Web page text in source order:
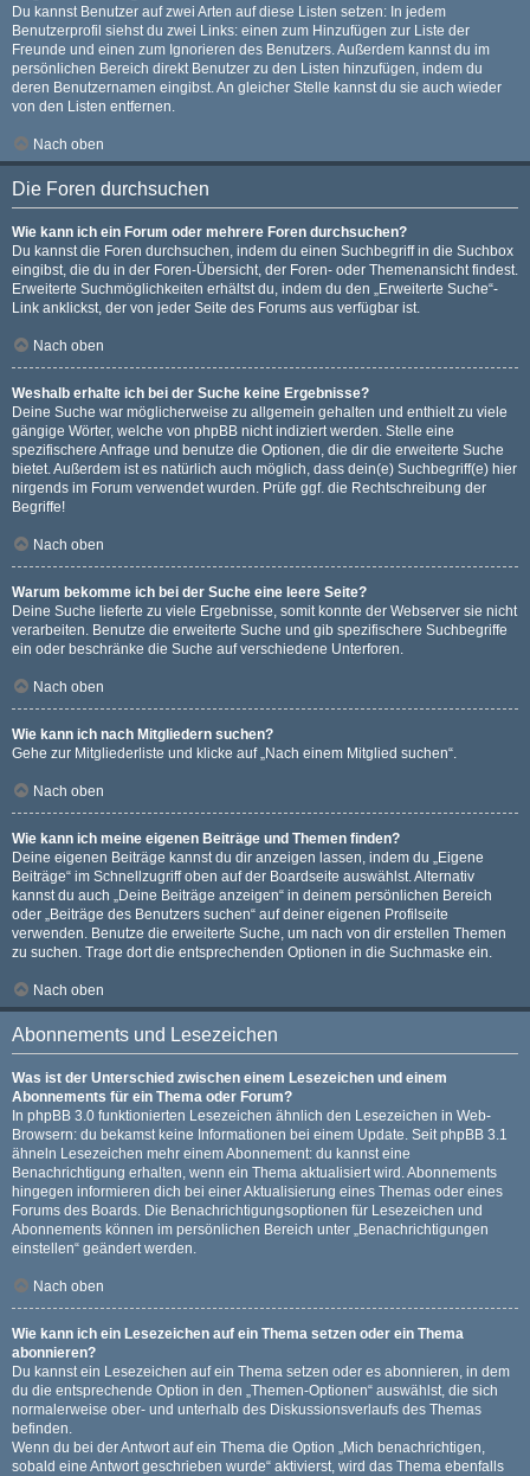
Du kannst Benutzer auf zwei Arten auf diese Listen setzen: In jedem
Benutzerprofil siehst du zwei Links: einen zum Hinzufügen zur Liste der
Freunde und einen zum Ignorieren des Benutzers. Außerdem kannst du im
persönlichen Bereich direkt Benutzer zu den Listen hinzufügen, indem du
deren Benutzernamen eingibst. An gleicher Stelle kannst du sie auch wieder
von den Listen entfernen.
Nach oben
Die Foren durchsuchen
Wie kann ich ein Forum oder mehrere Foren durchsuchen?
Du kannst die Foren durchsuchen, indem du einen Suchbegriff in die Suchbox
eingibst, die du in der Foren-Übersicht, der Foren- oder Themenansicht findest.
Erweiterte Suchmöglichkeiten erhältst du, indem du den „Erweiterte Suche“-
Link anklickst, der von jeder Seite des Forums aus verfügbar ist.
Nach oben
Weshalb erhalte ich bei der Suche keine Ergebnisse?
Deine Suche war möglicherweise zu allgemein gehalten und enthielt zu viele
gängige Wörter, welche von phpBB nicht indiziert werden. Stelle eine
spezifischere Anfrage und benutze die Optionen, die dir die erweiterte Suche
bietet. Außerdem ist es natürlich auch möglich, dass dein(e) Suchbegriff(e) hier
nirgends im Forum verwendet wurden. Prüfe ggf. die Rechtschreibung der
Begriffe!
Nach oben
Warum bekomme ich bei der Suche eine leere Seite?
Deine Suche lieferte zu viele Ergebnisse, somit konnte der Webserver sie nicht
verarbeiten. Benutze die erweiterte Suche und gib spezifischere Suchbegriffe
ein oder beschränke die Suche auf verschiedene Unterforen.
Nach oben
Wie kann ich nach Mitgliedern suchen?
Gehe zur Mitgliederliste und klicke auf „Nach einem Mitglied suchen“.
Nach oben
Wie kann ich meine eigenen Beiträge und Themen finden?
Deine eigenen Beiträge kannst du dir anzeigen lassen, indem du „Eigene
Beiträge“ im Schnellzugriff oben auf der Boardseite auswählst. Alternativ
kannst du auch „Deine Beiträge anzeigen“ in deinem persönlichen Bereich
oder „Beiträge des Benutzers suchen“ auf deiner eigenen Profilseite
verwenden. Benutze die erweiterte Suche, um nach von dir erstellen Themen
zu suchen. Trage dort die entsprechenden Optionen in die Suchmaske ein.
Nach oben
Abonnements und Lesezeichen
Was ist der Unterschied zwischen einem Lesezeichen und einem
Abonnements für ein Thema oder Forum?
In phpBB 3.0 funktionierten Lesezeichen ähnlich den Lesezeichen in Web-
Browsern: du bekamst keine Informationen bei einem Update. Seit phpBB 3.1
ähneln Lesezeichen mehr einem Abonnement: du kannst eine
Benachrichtigung erhalten, wenn ein Thema aktualisiert wird. Abonnements
hingegen informieren dich bei einer Aktualisierung eines Themas oder eines
Forums des Boards. Die Benachrichtigungsoptionen für Lesezeichen und
Abonnements können im persönlichen Bereich unter „Benachrichtigungen
einstellen“ geändert werden.
Nach oben
Wie kann ich ein Lesezeichen auf ein Thema setzen oder ein Thema
abonnieren?
Du kannst ein Lesezeichen auf ein Thema setzen oder es abonnieren, in dem
du die entsprechende Option in den „Themen-Optionen“ auswählst, die sich
normalerweise ober- und unterhalb des Diskussionsverlaufs des Themas
befinden.
Wenn du bei der Antwort auf ein Thema die Option „Mich benachrichtigen,
sobald eine Antwort geschrieben wurde“ aktivierst, wird das Thema ebenfalls